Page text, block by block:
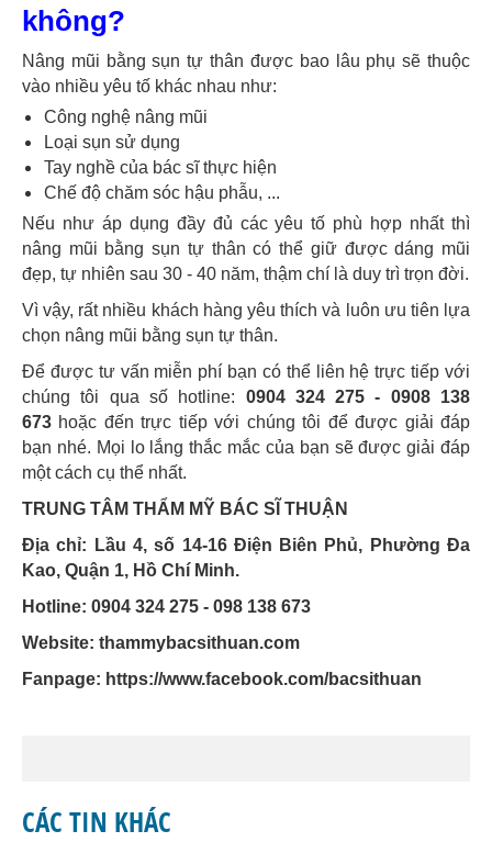
không?
Nâng mũi bằng sụn tự thân được bao lâu phụ sẽ thuộc
vào nhiều yêu tố khác nhau như:
Công nghệ nâng mũi
Loại sụn sử dụng
Tay nghề của bác sĩ thực hiện
Chế độ chăm sóc hậu phẫu, ...
Nếu như áp dụng đầy đủ các yêu tố phù hợp nhất thì
nâng mũi bằng sụn tự thân có thể giữ được dáng mũi
đẹp, tự nhiên sau 30 - 40 năm, thậm chí là duy trì trọn đời.
Vì vậy, rất nhiều khách hàng yêu thích và luôn ưu tiên lựa
chọn nâng mũi bằng sụn tự thân.
Để được tư vấn miễn phí bạn có thể liên hệ trực tiếp với
chúng tôi qua số hotline: 0904 324 275 - 0908 138
673 hoặc đến trực tiếp với chúng tôi để được giải đáp
bạn nhé. Mọi lo lắng thắc mắc của bạn sẽ được giải đáp
một cách cụ thể nhất.
TRUNG TÂM THẨM MỸ BÁC SĨ THUẬN
Địa chỉ: Lầu 4, số 14-16 Điện Biên Phủ, Phường Đa
Kao, Quận 1, Hồ Chí Minh.
Hotline: 0904 324 275 - 098 138 673
Website: thammybacsithuan.com
Fanpage: https://www.facebook.com/bacsithuan
CÁC TIN KHÁC